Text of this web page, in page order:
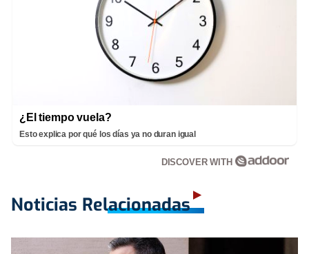
¿El tiempo vuela?
Esto explica por qué los días ya no duran igual
DISCOVER WITH
Noticias Relacionadas